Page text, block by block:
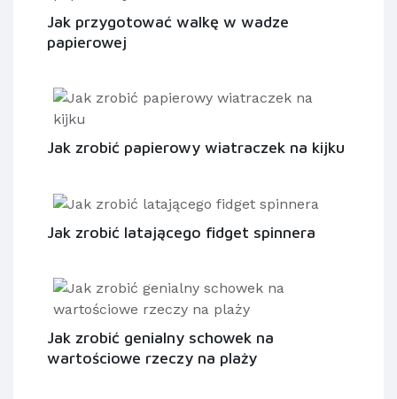
Jak przygotować walkę w wadze
papierowej
Jak zrobić papierowy wiatraczek na kijku
Jak zrobić latającego fidget spinnera
Jak zrobić genialny schowek na
wartościowe rzeczy na plaży